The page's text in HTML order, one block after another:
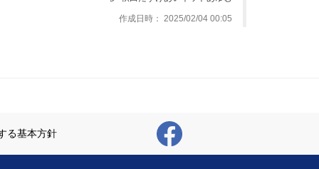
作成日時： 2025/02/04 00:05
る基本方針